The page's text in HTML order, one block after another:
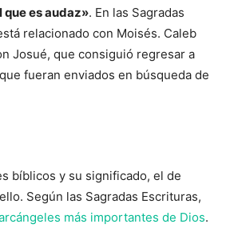
es audaz». En las Sagradas
relacionado con Moisés. Caleb
Josué, que consiguió regresar a
fueran enviados en búsqueda de
bíblicos y su significado, el de
Según las Sagradas Escrituras,
más importantes de Dios.